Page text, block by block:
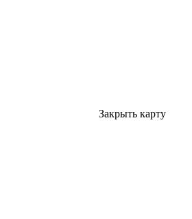
Закрыть карту